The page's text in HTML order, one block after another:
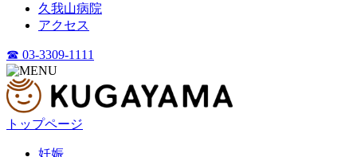
久我山病院
アクセス
☎ 03-3309-1111
トップページ
妊娠